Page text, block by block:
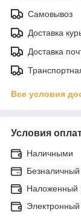
Самовывоз
Доставка
Доставка
Все условия
Условия
Наличными
Безналичный
Наложенный